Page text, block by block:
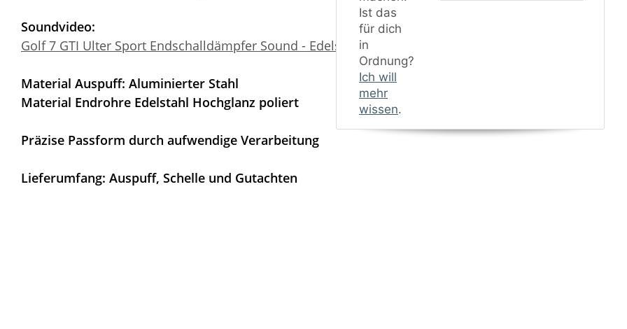
Soundvideo:
Golf 7 GTI Ulter Sport Endschalldämpfer Sound - EdelstahlVariante - YouTube
Material Auspuff: Aluminierter Stahl
Material Endrohre Edelstahl Hochglanz poliert
Präzise Passform durch aufwendige Verarbeitung
Lieferumfang: Auspuff, Schelle und Gutachten
Ist das
für dich
in
Ordnung?
Ich will
mehr
wissen.